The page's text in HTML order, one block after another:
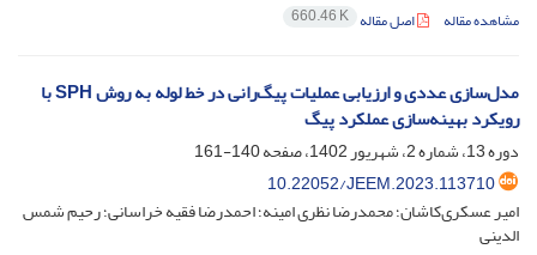
مشاهده مقاله اصل مقاله 660.46 K
مدل‌سازی عددی و ارزیابی عملیات پیگ‌رانی در خط لوله به روش SPH با
رویکرد بهینه‌سازی عملکرد پیگ
دوره 13، شماره 2، شهریور 1402، صفحه
140-161
10.22052/JEEM.2023.113710
امیر عسکری‌‌کاشان؛ محمدرضا نظری امینه؛ احمدرضا فقیه خراسانی؛ رحیم شمس
الدینی